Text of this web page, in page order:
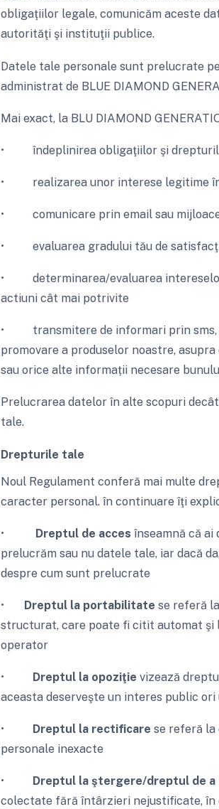
obligaţiilor legale, comunicăm aceste
autorităţi şi instituţii publice.
Datele tale personale sunt prelucrate
administrat de BLUE DIAMOND
Mai exact, la BLU DIAMOND
• îndeplinirea obligaţiilor şi
• realizarea unor interese legitime în
• comunicare prin email sau mijloace
• evaluarea gradului tău de
• determinarea/evaluarea intereselor
actiuni cât mai potrivite
• transmitere de informari prin sms,
promovare a produselor noastre,
sau orice alte informații necesare
Prelucrarea datelor în alte scopuri
tale.
Drepturile tale
Noul Regulament conferă mai multe
caracter personal. în continuare îţi
• Dreptul de acces înseamnă că
prelucrăm sau nu datele tale, iar dacă
despre cum sunt prelucrate
• Dreptul la portabilitate se referă
structurat, care poate fi citit automat şi
operator
• Dreptul la opoziţie vizează
aceasta deserveşte un interes public
• Dreptul la rectificare se referă
personale inexacte
• Dreptul la ştergere/dreptul de
colectate fără întârzieri nejustificate, în